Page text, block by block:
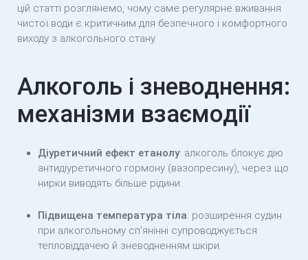
цій статті розглянемо, чому саме регулярне вживання
чистої води є критичним для безпечного і комфортного
виходу з алкогольного стану.
Алкоголь і зневоднення:
механізми взаємодії
Діуретичний ефект етанолу: алкоголь блокує дію
антидіуретичного гормону (вазопресину), через що
нирки виводять більше рідини.
Підвищена температура тіла: розширення судин
при алкогольному сп’янінні супроводжується
тепловіддачею й зневодненням шкіри.